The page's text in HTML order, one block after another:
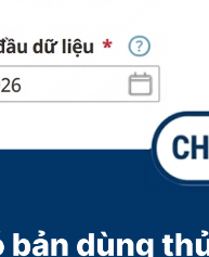
khác.